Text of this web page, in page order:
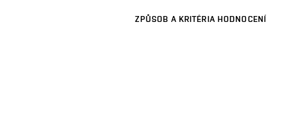
ZPŮSOB A KRITÉRIA HODNOCENÍ